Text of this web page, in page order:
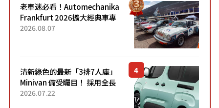
老車迷必看！Automechanika
Frankfurt 2026擴大經典車專
區 1954年珍稀古董車現場修復
2026.08.07
清新綠色的最新「3排7人座」
Minivan 備受矚目！ 採用全長
4.7公尺剛剛好的車身尺寸與
2026.07.22